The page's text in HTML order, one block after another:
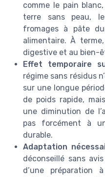
comme le pain
terre sans peau,
fromages à pâte
alimentaire. À
digestive et au bien-
Effet temporaire
régime sans résidus
sur une longue
de poids rapide,
une diminution de
pas forcément à
durable.
Adaptation
déconseillé sans
d’une préparation